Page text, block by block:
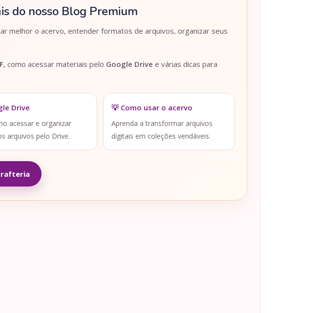
do nosso Blog Premium
melhor o acervo, entender formatos de arquivos, organizar seus
, como acessar materiais pelo Google Drive e várias dicas para
Drive
acessar e organizar
arquivos pelo Drive.
💡 Como usar o acervo
Aprenda a transformar arquivos
digitais em coleções vendáveis.